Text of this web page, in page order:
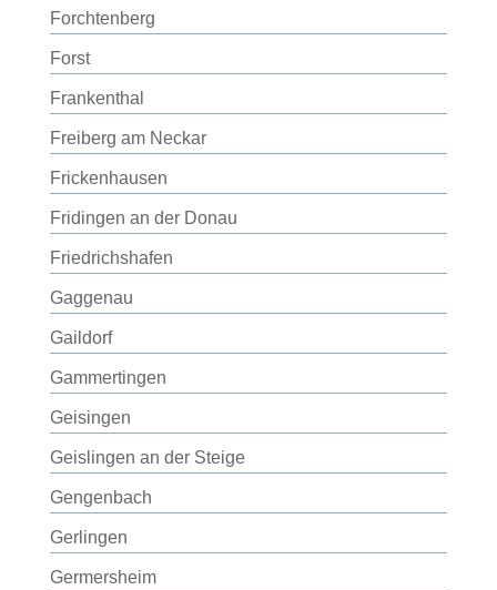
Forchtenberg
Forst
Frankenthal
Freiberg am Neckar
Frickenhausen
Fridingen an der Donau
Friedrichshafen
Gaggenau
Gaildorf
Gammertingen
Geisingen
Geislingen an der Steige
Gengenbach
Gerlingen
Germersheim